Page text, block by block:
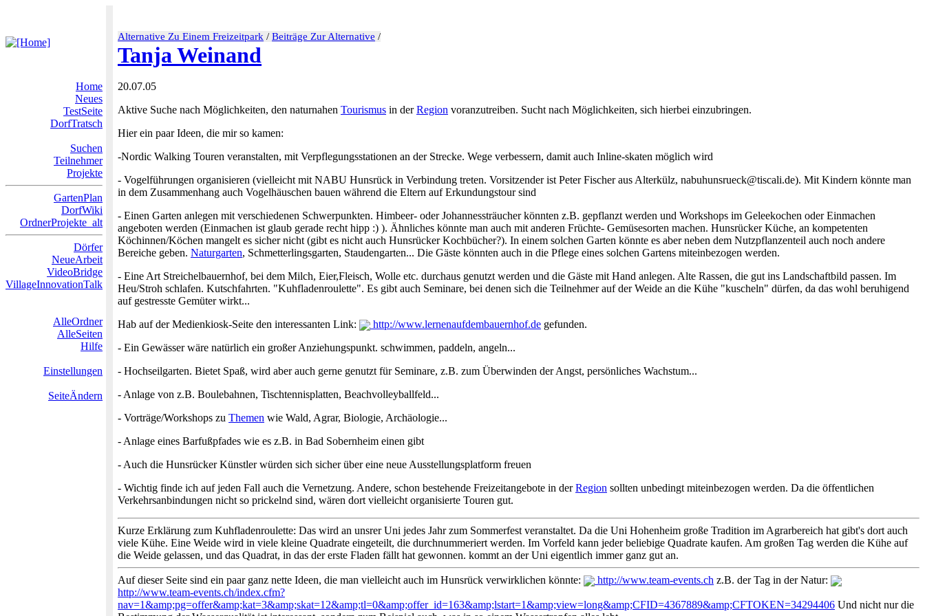
Alternative Zu Einem Freizeitpark / Beiträge Zur Alternative /
Tanja Weinand
Home
Neues
TestSeite
DorfTratsch
Suchen
Teilnehmer
Projekte
GartenPlan
DorfWiki
OrdnerProjekte_alt
Dörfer
NeueArbeit
VideoBridge
VillageInnovationTalk
AlleOrdner
AlleSeiten
Hilfe
Einstellungen
SeiteÄndern
20.07.05
Aktive Suche nach Möglichkeiten, den naturnahen Tourismus in derRegion voranzutreiben. Sucht nach Möglichkeiten, sich hierbei einzubringen.
Hier ein paar Ideen, die mir so kamen:
-Nordic Walking Touren veranstalten, mit Verpflegungsstationen an der Strecke. Wege verbessern, damit auch Inline-skaten möglich wird
- Vogelführungen organisieren (vielleicht mit NABU Hunsrück in Verbindung treten. Vorsitzender ist Peter Fischer aus Alterkülz, nabuhunsrueck@tiscali.de). Mit Kindern könnte man
in dem Zusammenhang auch Vogelhäuschen bauen während die Eltern auf Erkundungstour sind
- Einen Garten anlegen mit verschiedenen Schwerpunkten. Himbeer- oder Johannessträucher könnten z.B. gepflanzt werden und Workshops im Geleekochen oder Einmachen
angeboten werden (Einmachen ist glaub gerade recht hipp :) ). Ähnliches könnte man auch mit anderen Früchte- Gemüsesorten machen. Hunsrücker Küche, an kompetenten
Köchinnen/Köchen mangelt es sicher nicht (gibt es nicht auch Hunsrücker Kochbücher?). In einem solchen Garten könnte es aber neben dem Nutzpflanzenteil auch noch andere
Bereiche geben. Naturgarten, Schmetterlingsgarten, Staudengarten... Die Gäste könnten auch in die Pflege eines solchen Gartens miteinbezogen werden.
- Eine Art Streichelbauernhof, bei dem Milch, Eier,Fleisch, Wolle etc. durchaus genutzt werden und die Gäste mit Hand anlegen. Alte Rassen, die gut ins Landschaftbild passen. Im
Heu/Stroh schlafen. Kutschfahrten. "Kuhfladenroulette". Es gibt auch Seminare, bei denen sich die Teilnehmer auf der Weide an die Kühe "kuscheln" dürfen, da das wohl beruhigend
auf gestresste Gemüter wirkt...
Hab auf der Medienkiosk-Seite den interessanten Link:
http://www.lernenaufdembauernhof.de gefunden.
- Ein Gewässer wäre natürlich ein großer Anziehungspunkt. schwimmen, paddeln, angeln...
- Hochseilgarten. Bietet Spaß, wird aber auch gerne genutzt für Seminare, z.B. zum Überwinden der Angst, persönliches Wachstum...
- Anlage von z.B. Boulebahnen, Tischtennisplatten, Beachvolleyballfeld...
- Vorträge/Workshops zu Themen wie Wald, Agrar, Biologie, Archäologie...
- Anlage eines Barfußpfades wie es z.B. in Bad Sobernheim einen gibt
- Auch die Hunsrücker Künstler würden sich sicher über eine neue Ausstellungsplatform freuen
- Wichtig finde ich auf jeden Fall auch die Vernetzung. Andere, schon bestehende Freizeitangebote in derRegion sollten unbedingt miteinbezogen werden. Da die öffentlichen
Verkehrsanbindungen nicht so prickelnd sind, wären dort vielleicht organisierte Touren gut.
Kurze Erklärung zum Kuhfladenroulette: Das wird an unsrer Uni jedes Jahr zum Sommerfest veranstaltet. Da die Uni Hohenheim große Tradition im Agrarbereich hat gibt's dort auch
viele Kühe. Eine Weide wird in viele kleine Quadrate eingeteilt, die durchnummeriert werden. Im Vorfeld kann jeder beliebige Quadrate kaufen. Am großen Tag werden die Kühe auf
die Weide gelassen, und das Quadrat, in das der erste Fladen fällt hat gewonnen. kommt an der Uni eigentlich immer ganz gut an.
Auf dieser Seite sind ein paar ganz nette Ideen, die man vielleicht auch im Hunsrück verwirklichen könnte: http://www.team-events.ch z.B. der Tag in der Natur:
http://www.team-events.ch/index.cfm?
nav=1&amp;pg=offer&amp;kat=3&amp;skat=12&amp;tl=0&amp;offer_id=163&amp;lstart=1&amp;view=long&amp;CFID=4367889&amp;CFTOKEN=34294406 Und nicht nur die